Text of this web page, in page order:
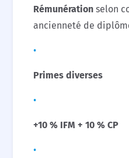
Rémunération selon
ancienneté de
Primes diverses
+10 % IFM + 10 % CP